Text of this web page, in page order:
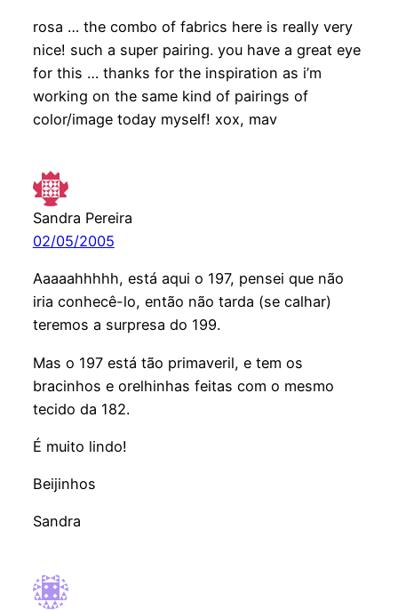
rosa … the combo of fabrics here is really very
nice! such a super pairing. you have a great eye
for this … thanks for the inspiration as i’m
working on the same kind of pairings of
color/image today myself! xox, mav
Sandra Pereira
02/05/2005
Aaaaahhhhh, está aqui o 197, pensei que não
iria conhecê-lo, então não tarda (se calhar)
teremos a surpresa do 199.
Mas o 197 está tão primaveril, e tem os
bracinhos e orelhinhas feitas com o mesmo
tecido da 182.
É muito lindo!
Beijinhos
Sandra